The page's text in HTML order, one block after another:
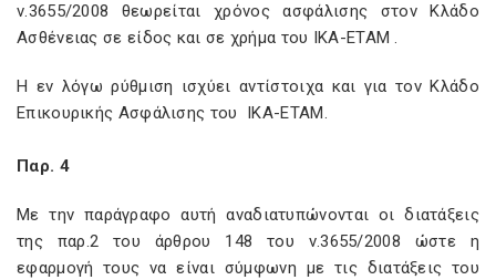
ν.3655/2008 θεωρείται χρόνος ασφάλισης στον Κλάδο
Ασθένειας σε είδος και σε χρήμα του ΙΚΑ-ΕΤΑΜ .
Η εν λόγω ρύθμιση ισχύει αντίστοιχα και για τον Κλάδο
Επικουρικής Ασφάλισης του ΙΚΑ-ΕΤΑΜ.
Παρ. 4
Με την παράγραφο αυτή αναδιατυπώνονται οι διατάξεις
της παρ.2 του άρθρου 148 του ν.3655/2008 ώστε η
εφαρμογή τους να είναι σύμφωνη με τις διατάξεις του